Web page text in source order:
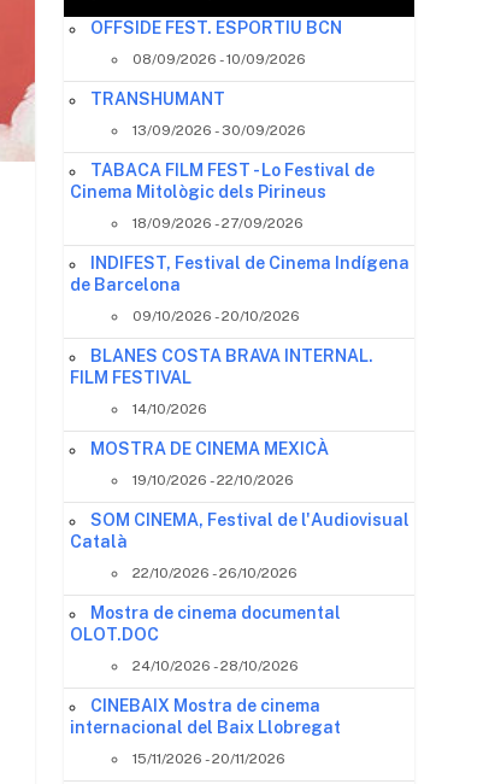
OFFSIDE FEST. ESPORTIU BCN
08/09/2026 - 10/09/2026
TRANSHUMANT
13/09/2026 - 30/09/2026
TABACA FILM FEST - Lo Festival de
Cinema Mitològic dels Pirineus
18/09/2026 - 27/09/2026
INDIFEST, Festival de Cinema Indígena
de Barcelona
09/10/2026 - 20/10/2026
BLANES COSTA BRAVA INTERNAL.
FILM FESTIVAL
14/10/2026
MOSTRA DE CINEMA MEXICÀ
19/10/2026 - 22/10/2026
SOM CINEMA, Festival de l'Audiovisual
Català
22/10/2026 - 26/10/2026
Mostra de cinema documental
OLOT.DOC
24/10/2026 - 28/10/2026
CINEBAIX Mostra de cinema
internacional del Baix Llobregat
15/11/2026 - 20/11/2026